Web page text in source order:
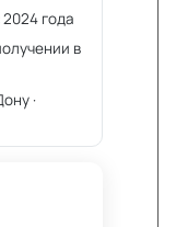
года
в
·